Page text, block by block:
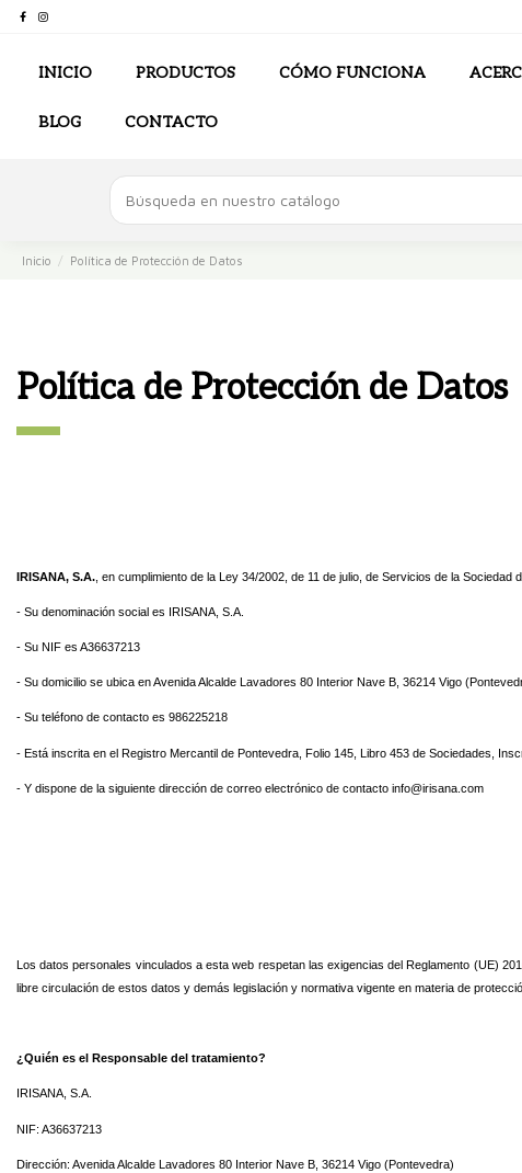
INICIO PRODUCTOS CÓMO FUNCIONA
BLOG CONTACTO
Inicio Política de Protección de Datos
Política de Protección de Datos
IRISANA, S.A. , en cumplimiento de la Ley 34/2002, de 11 de julio, de Servicios de la
- Su denominación social es IRISANA, S.A.
- Su NIF es A36637213
- Su domicilio se ubica en Avenida Alcalde Lavadores 80 Interior Nave B, 36214 Vigo
- Su teléfono de contacto es 986225218
- Está inscrita en el Registro Mercantil de Pontevedra, Folio 145, Libro 453 de Sociedades,
- Y dispone de la siguiente dirección de correo electrónico de contacto info@irisana.com
Los datos personales vinculados a esta web respetan las exigencias del Reglamento (UE)
libre circulación de estos datos y demás legislación y normativa vigente en materia de
¿Quién es el Responsable del tratamiento?
IRISANA, S.A.
NIF: A36637213
Dirección: Avenida Alcalde Lavadores 80 Interior Nave B, 36214 Vigo (Pontevedra)